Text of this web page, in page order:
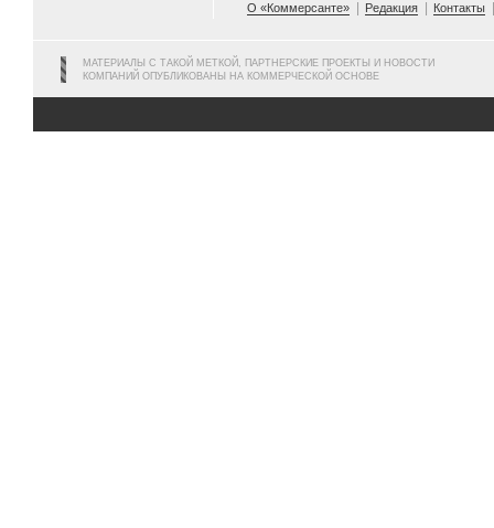
О «Коммерсанте»
Редакция Контакты
МАТЕРИАЛЫ С ТАКОЙ МЕТКОЙ, ПАРТНЕРСКИЕ ПРОЕКТЫ И НОВОСТИ
КОМПАНИЙ ОПУБЛИКОВАНЫ НА КОММЕРЧЕСКОЙ ОСНОВЕ